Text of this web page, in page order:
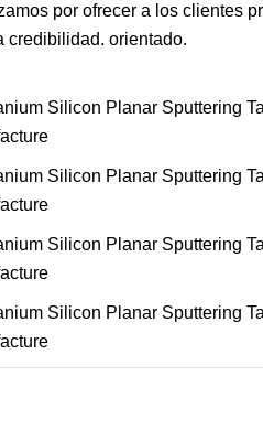
por ofrecer a los clientes
credibilidad. orientado.